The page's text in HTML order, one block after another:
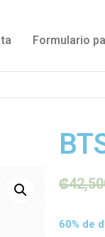
Formulario
₡
60% de